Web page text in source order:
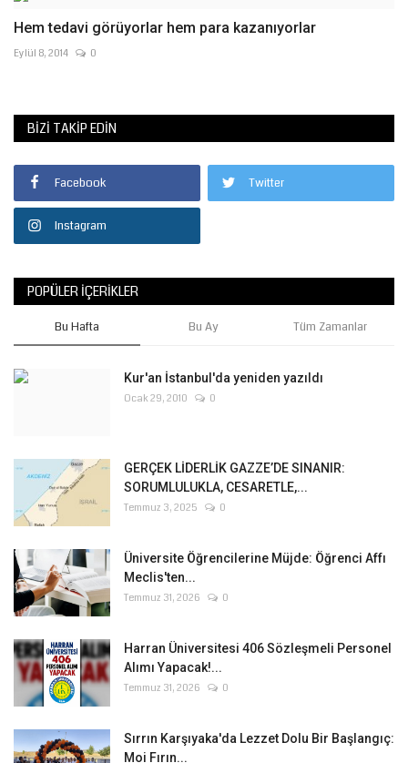
Hem tedavi görüyorlar hem para kazanıyorlar
Eylül 8, 2014 0
BIZI TAKIP EDIN
Facebook Twitter
Instagram
POPÜLER İÇERIKLER
Bu Hafta Bu Ay Tüm Zamanlar
Kur'an İstanbul'da yeniden yazıldı
Ocak 29, 2010 0
GERÇEK LİDERLİK GAZZE’DE SINANIR:
SORUMLULUKLA, CESARETLE,...
Temmuz 3, 2025 0
Üniversite Öğrencilerine Müjde: Öğrenci Affı
Meclis'ten...
Temmuz 31, 2026 0
Harran Üniversitesi 406 Sözleşmeli Personel
Alımı Yapacak!...
Temmuz 31, 2026 0
Sırrın Karşıyaka'da Lezzet Dolu Bir Başlangıç:
Moi Fırın...